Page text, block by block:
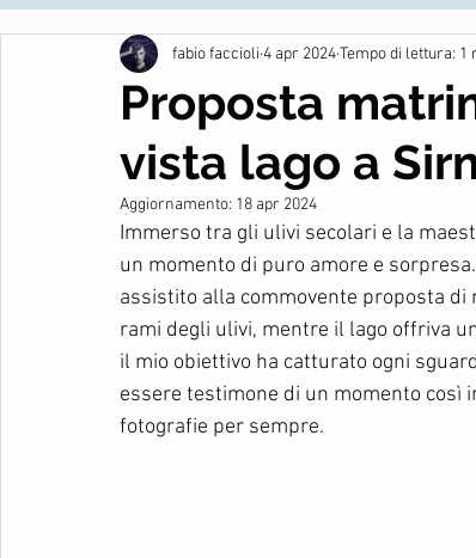
Installazioni Anamorfiche Drone
vido trailer matrimonio fotografia d'interni
Proposta
vista lago a
fabio faccioli 4 apr 2024Tempo di lettura: 1
Aggiornamento: 18 apr 2024
Immerso tra gli ulivi secolari e la
un momento di puro amore e
assistito alla commovente proposta di
rami degli ulivi, mentre il lago offriva
il mio obiettivo ha catturato ogni
essere testimone di un momento così
fotografie per sempre.